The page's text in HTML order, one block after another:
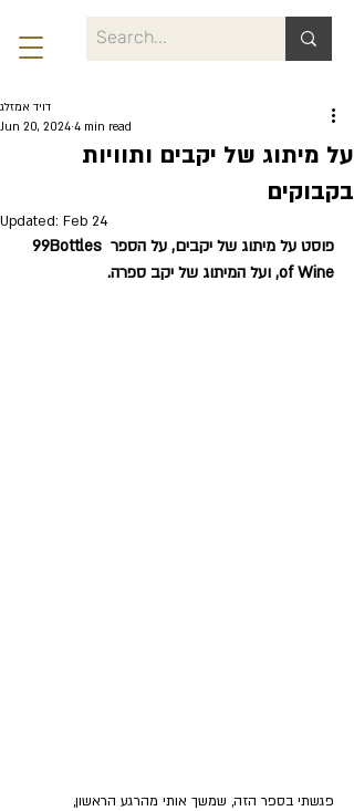
על מיתוג של יקבים ותוויות
בקבוקים
דויד אמזלג
Jun 20, 2024 4 min read
Updated: Feb 24
פוסט על מיתוג של יקבים, על הספר 99Bottles
of Wine, ועל המיתוג של יקב ספרה.
פגשתי בספר הזה, שמשך אותי מהרגע הראשון,